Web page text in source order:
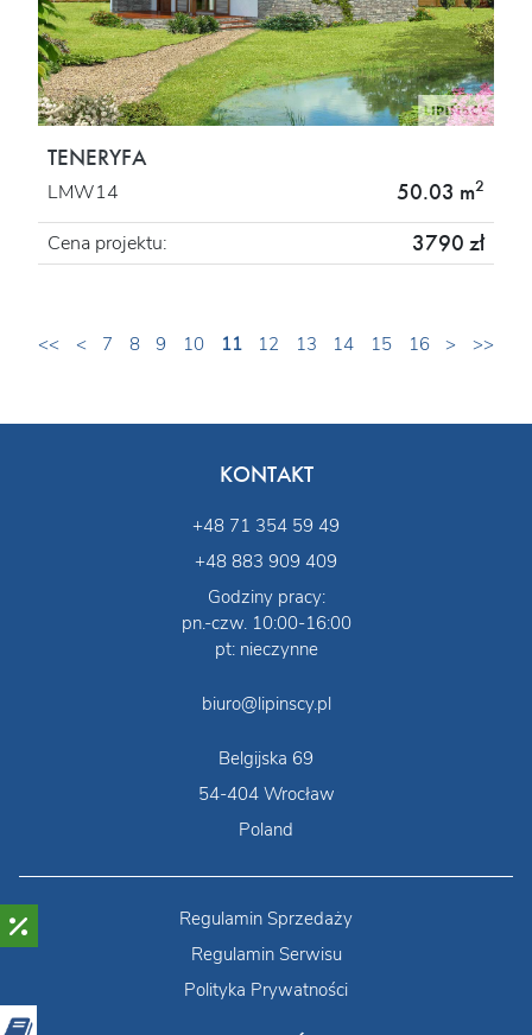
TENERYFA
LMW14 50.03 m2
Cena projektu: 3790 zł
<< < 7 8 9 10 11 12 13 14 15 16 > >>
KONTAKT
+48 71 354 59 49
+48 883 909 409
Godziny pracy:
pn.-czw. 10:00-16:00
pt: nieczynne
biuro@lipinscy.pl
Belgijska 69
54-404 Wrocław
Poland
Regulamin Sprzedaży
Regulamin Serwisu
Polityka Prywatności